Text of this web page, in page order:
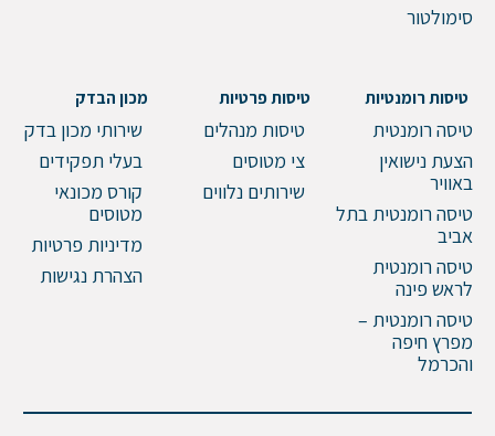
סימולטור
טיסות רומנטיות
טיסה רומנטית
הצעת נישואין
באוויר
טיסה רומנטית בתל
אביב
טיסה רומנטית
לראש פינה
טיסה רומנטית –
מפרץ חיפה
והכרמל
טיסות פרטיות
טיסות מנהלים
צי מטוסים
שירותים נלווים
מכון הבדק
שירותי מכון בדק
בעלי תפקידים
קורס מכונאי
מטוסים
מדיניות פרטיות
הצהרת נגישות